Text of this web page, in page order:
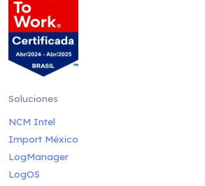
Soluciones
NCM Intel
Import México
LogManager
LogOS